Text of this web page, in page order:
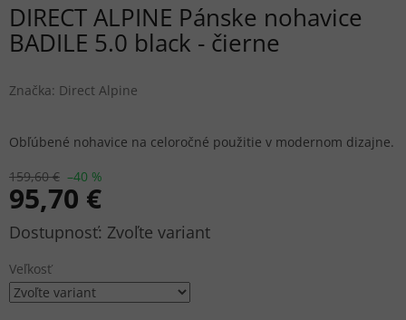
DIRECT ALPINE Pánske nohavice
BADILE 5.0 black - čierne
Značka: Direct Alpine
159,60 € –40 %
95,70 €
Jednotková
Zvoľte variant
Veľkosť
Obľúbené nohavice na celoročné použitie v modernom dizajne.